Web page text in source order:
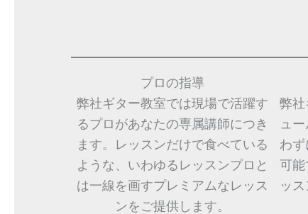
プロの指導
弊社ギター教室では現場で活躍す
るプロがあなたの専属講師につき
ます。レッスンだけで食べている
ような、いわゆるレッスンプロと
は一線を画すプレミアムなレッス
ンをご提供します。
弊社
ュ
わ
可能
ッ